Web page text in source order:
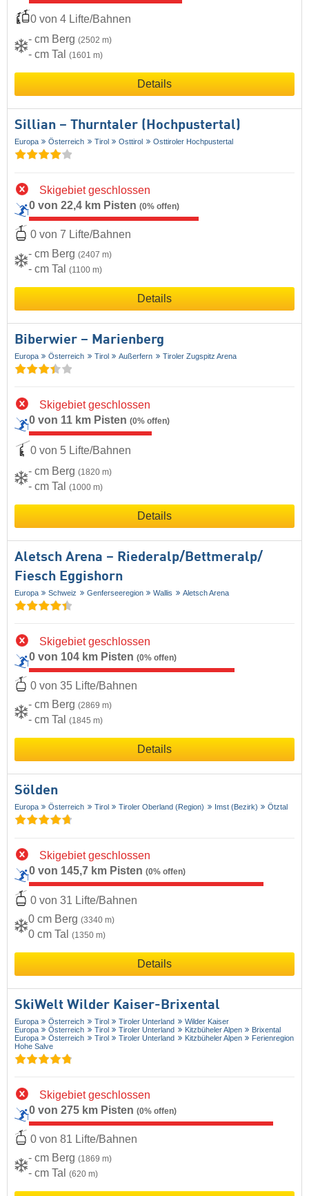
0 von 4 Lifte/Bahnen
- cm Berg (2502 m)
- cm Tal (1601 m)
Details
Sillian – Thurntaler (Hochpustertal)
Europa Österreich Tirol Osttirol Osttiroler Hochpustertal
Skigebiet geschlossen
0 von 22,4 km Pisten (0% offen)
0 von 7 Lifte/Bahnen
- cm Berg (2407 m)
- cm Tal (1100 m)
Details
Biberwier – Marienberg
Europa Österreich Tirol Außerfern Tiroler Zugspitz Arena
Skigebiet geschlossen
0 von 11 km Pisten (0% offen)
0 von 5 Lifte/Bahnen
- cm Berg (1820 m)
- cm Tal (1000 m)
Details
Aletsch Arena – Riederalp/​Bettmeralp/​
Fiesch Eggishorn
Europa Schweiz Genferseeregion Wallis Aletsch Arena
Skigebiet geschlossen
0 von 104 km Pisten (0% offen)
0 von 35 Lifte/Bahnen
- cm Berg (2869 m)
- cm Tal (1845 m)
Details
Sölden
Europa Österreich Tirol Tiroler Oberland (Region) Imst (Bezirk) Ötztal
Skigebiet geschlossen
0 von 145,7 km Pisten (0% offen)
0 von 31 Lifte/Bahnen
0 cm Berg (3340 m)
0 cm Tal (1350 m)
Details
SkiWelt Wilder Kaiser-Brixental
Europa Österreich Tirol Tiroler Unterland
Wilder Kaiser
Europa
Österreich Tirol Tiroler Unterland Kitzbüheler Alpen
Brixental
Europa
Österreich Tirol Tiroler Unterland Kitzbüheler Alpen
Ferienregion
Hohe Salve
Skigebiet geschlossen
0 von 275 km Pisten (0% offen)
0 von 81 Lifte/Bahnen
- cm Berg (1869 m)
- cm Tal (620 m)